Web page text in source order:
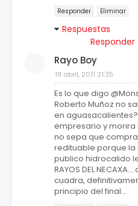
Responder Eliminar
Respuestas
Responder
Rayo Boy
19 abril, 2011 21:35
Es lo que digo
Roberto Muñoz no
en
empresario y
no sepa que
redituable porque la
publico hidrocalido
RAYOS DEL
cuadra,
principio del final...